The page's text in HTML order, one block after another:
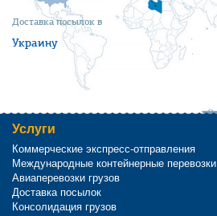
Доставка посылок в
Украину
Услуги
Коммерческие экспресс-отправления
Международные контейнерные перевозки
Авиаперевозки грузов
Доставка посылок
Консолидация грузов